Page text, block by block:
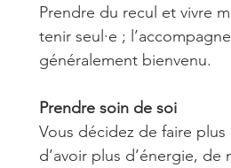
Prendre du recul et vivre
tenir seul·e ;
généralement bienvenu.
Prendre soin de soi
Vous décidez de faire plus
d’avoir plus d’énergie,